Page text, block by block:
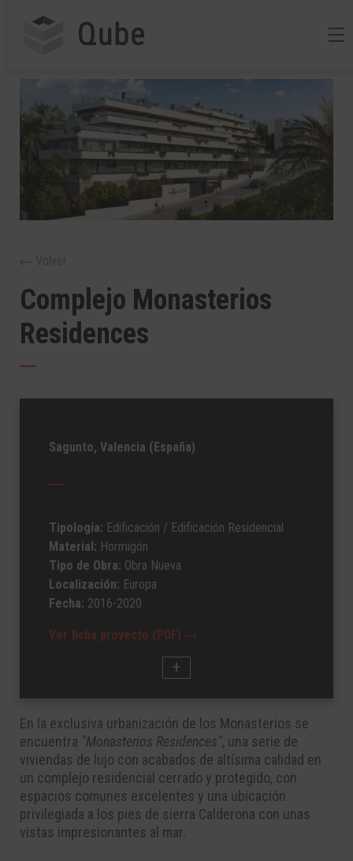
Complejo Monasterios
Residences
Sagunto, Valencia (España)
Tipología: Edificación / Edificación Residencial
Material: Hormigón
Tipo de Obra: Obra Nueva
Localización: Europa
Fecha: 2016-2020
Ver ficha proyecto (PDF)
En la exclusiva urbanización de los Monasterios se
encuentra "Monasterios Residences", una serie de
viviendas de lujo con acabados de altísima calidad en
un complejo residencial cerrado y protegido, con
espacios comunes excelentes y una ubicación
privilegiada a los pies de sierra Calderona con unas
vistas impresionantes al mar.